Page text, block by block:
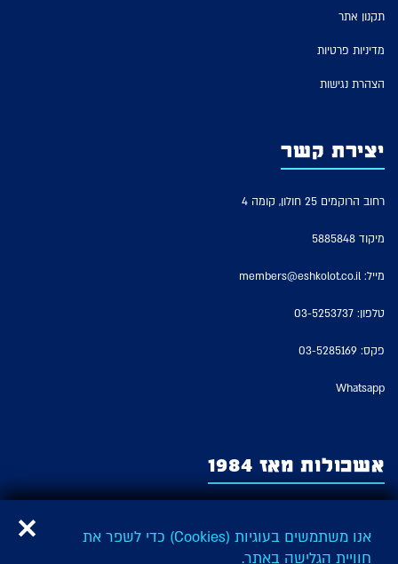
אנו משתמשים בעוגיות (Cookies) כדי לשפר את
חוויית הגלישה באתר.
תקנון אתר
מדיניות פרטיות
הצהרת נגישות
יצירת קשר
רחוב הרוקמים 25 חולון, קומה 4
מיקוד 5885848
מייל: members@eshkolot.co.il
טלפון: 03-5253737
פקס: 03-5285169
Whatsapp
אשכולות מאז 1984
המבצעים היציג בישראל ומייצגת על פי חוק את זכויות המבצעים של כל האמנים
והאמניות המבצעים בישראל ובהם: שחקנים, זמרים, בדרנים, מדבבים ורקדנים,